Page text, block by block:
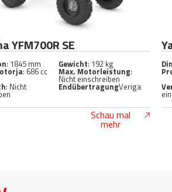
YFM700R SE
: 1845 mm Gewicht: 192 kg
: 686 cc Max. Motorleistung:
Nicht einschreiben
: Nicht EndübertragungVeriga
Schau mal
mehr